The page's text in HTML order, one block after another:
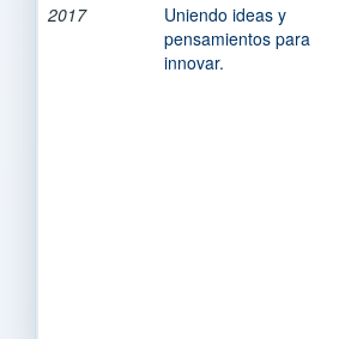
2017
Uniendo ideas y
pensamientos para
innovar.